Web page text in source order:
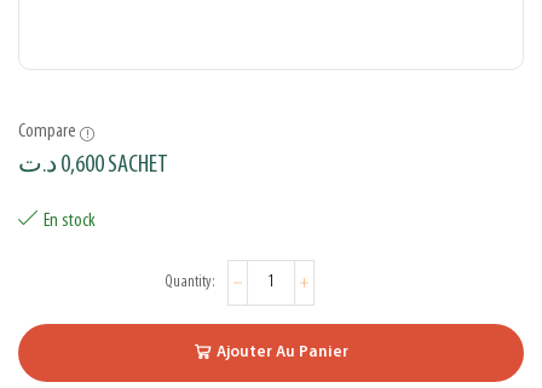
Compare
0,600د.ت SACHET
En stock
Ajouter Au Panier